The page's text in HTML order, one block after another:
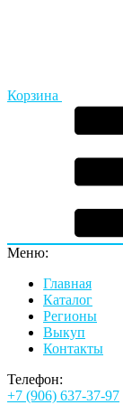
Корзина
Меню:
Главная
Каталог
Регионы
Выкуп
Контакты
Телефон:
+7 (906) 637-37-97